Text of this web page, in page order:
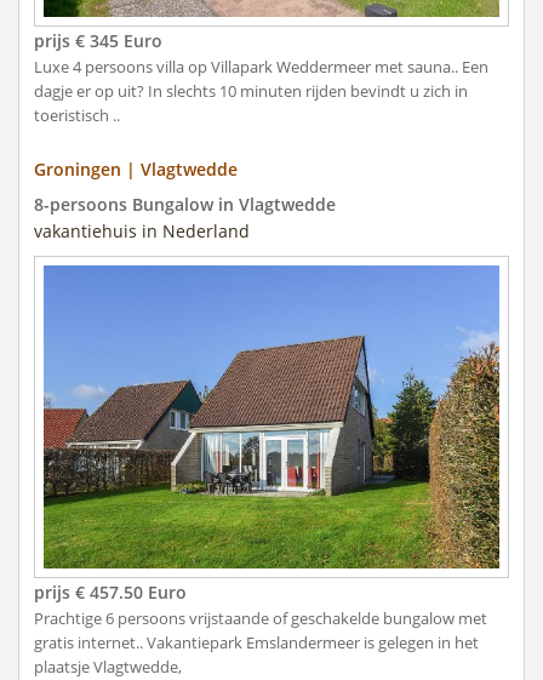
prijs € 345 Euro
Luxe 4 persoons villa op Villapark Weddermeer met sauna.. Een
dagje er op uit? In slechts 10 minuten rijden bevindt u zich in
toeristisch ..
Groningen | Vlagtwedde
8-persoons Bungalow in Vlagtwedde
vakantiehuis in Nederland
prijs € 457.50 Euro
Prachtige 6 persoons vrijstaande of geschakelde bungalow met
gratis internet.. Vakantiepark Emslandermeer is gelegen in het
plaatsje Vlagtwedde,